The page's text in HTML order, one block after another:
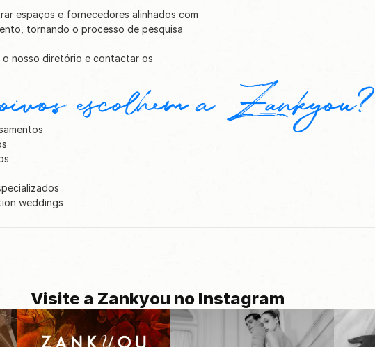
espaços e fornecedores alinhados com
tornando o processo de pesquisa
o nosso diretório e contactar os
escolhem a Zankyou?
weddings
Visite a Zankyou no Instagram